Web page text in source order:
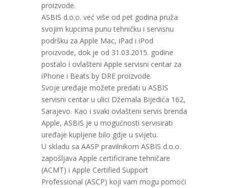
proizvode.
ASBIS d.o.o. već više od pet godina pruža
svojim kupcima punu tehničku i servisnu
podršku za Apple Mac, iPad i iPod
proizvode, dok je od 31.03.2015. godine
postalo i ovlašteni Apple servisni centar za
iPhone i Beats by DRE proizvode.
Svoje uređaje možete predati u ASBIS
servisni centar u ulici Džemala Bijedića 162,
Sarajevo. Kao i svaki ovlašteni servis brenda
Apple, ASBIS je u mogućnosti servisirati
uređaje kupljene bilo gdje u svijetu.
U skladu sa AASP pravilnikom ASBIS d.o.o.
zapošljava Apple certificirane tehničare
(ACMT) i Apple Certified Support
Professional (ASCP) koji vam mogu pomoći